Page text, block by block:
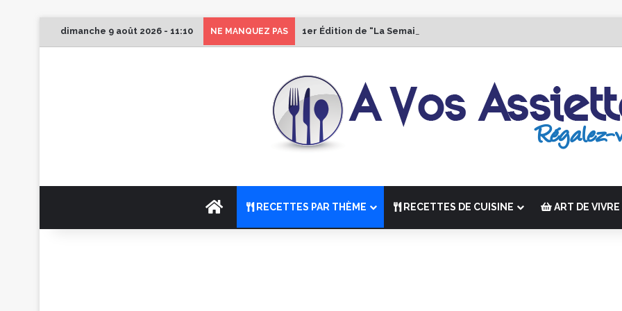
dimanche 9 août 2026 - 11:10 NE MANQUEZ PAS 1er Édition de “La Semaine des Chefs” du 19 au 24 octobre 2026
ACCUEILRECETTES PAR THÈME RECETTES DE CUISINE ART DE VIVRE